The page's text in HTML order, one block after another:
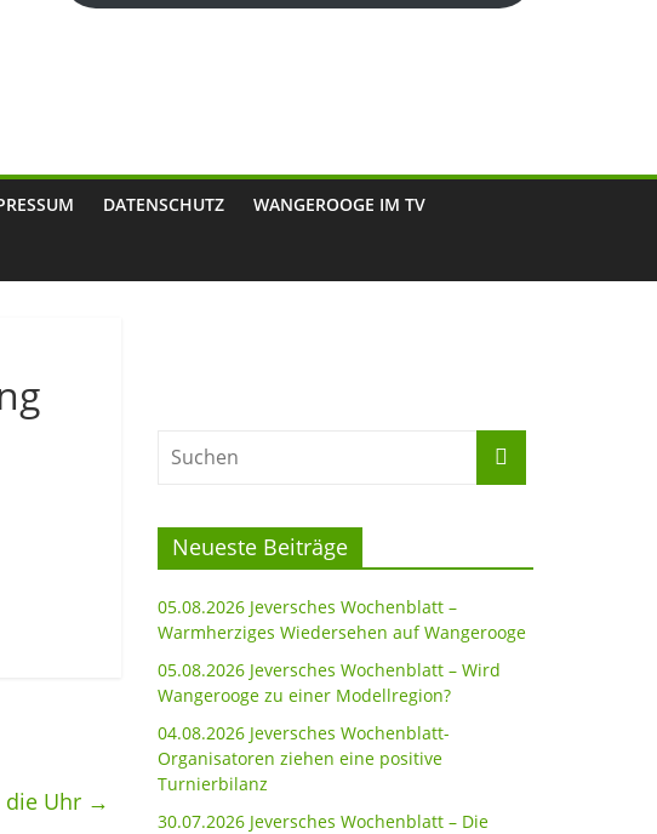
DATENSCHUTZ WANGEROOGE IM TV
die Uhr →
Neueste Beiträge
05.08.2026 Jeversches Wochenblatt –
Warmherziges Wiedersehen auf Wangerooge
05.08.2026 Jeversches Wochenblatt – Wird
Wangerooge zu einer Modellregion?
04.08.2026 Jeversches Wochenblatt-
Organisatoren ziehen eine positive
Turnierbilanz
30.07.2026 Jeversches Wochenblatt – Die